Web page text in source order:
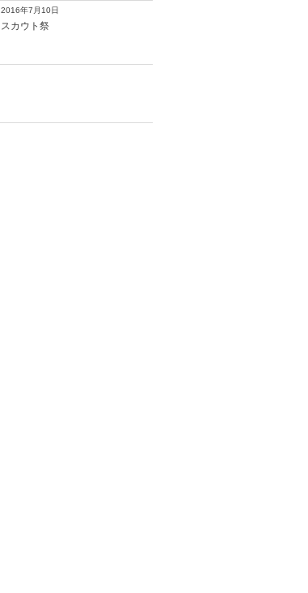
2016年7月10日
スカウト祭